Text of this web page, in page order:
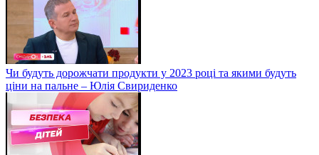
Чи будуть дорожчати продукти у 2023 році та якими будуть
ціни на пальне – Юлія Свириденко